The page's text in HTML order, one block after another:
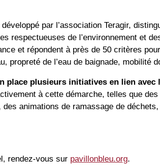
par l’association Teragir,
respectueuses de l’environnement et
et répondent à près de 50 critères
propreté de l’eau de baignade, mobilité
place plusieurs initiatives en lien avec
à cette démarche, telles que des
animations de ramassage de déchets
rendez-vous sur pavillonbleu.org.